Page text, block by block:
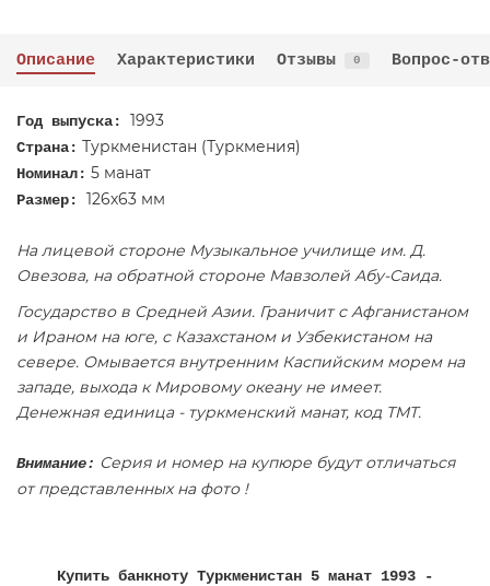
Описание Характеристики Отзывы 0 Вопрос-
Год выпуска: 1993
Страна: Туркменистан (Туркмения)
Номинал: 5 манат
Размер: 126х63 мм
На лицевой стороне Музыкальное училище им. Д.
Овезова, на обратной стороне Мавзолей Абу-Саида​.
Государство в Средней Азии. Граничит с Афганистаном
и Ираном на юге, с Казахстаном и Узбекистаном на
севере. Омывается внутренним Каспийским морем на
западе, выхода к Мировому океану не имеет.
Денежная единица - туркменский манат, код TMT.
Внимание: Серия и номер на купюре будут отличаться
от представленных на фото !
Купить банкноту Туркменистан 5 манат 1993 -